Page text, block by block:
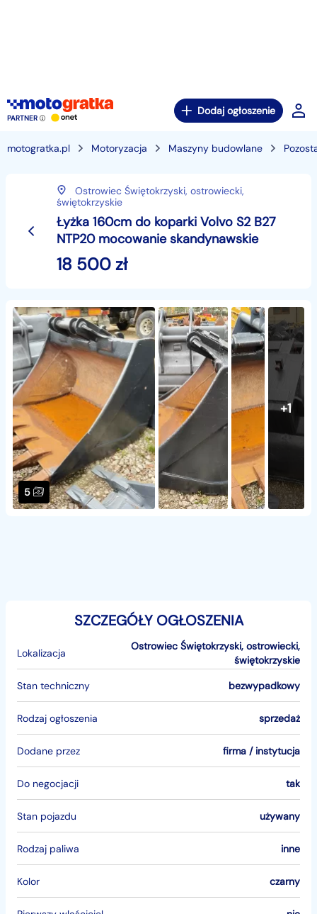
PARTNER
Dodaj ogłoszenie
motogratka.pl Motoryzacja Maszyny budowlane
Ostrowiec Świętokrzyski, ostrowiecki,
świętokrzyskie
Łyżka 160cm do koparki Volvo S2 B27
NTP20 mocowanie skandynawskie
18 500zł
5
+1
SZCZEGÓŁY OGŁOSZENIA
Lokalizacja
Ostrowiec Świętokrzyski, ostrowiecki,
świętokrzyskie
Stan techniczny
bezwypadkowy
Rodzaj ogłoszenia sprzedaż
Dodane przez firma / instytucja
Do negocjacji tak
Stan pojazdu używany
Rodzaj paliwa inne
Kolor czarny